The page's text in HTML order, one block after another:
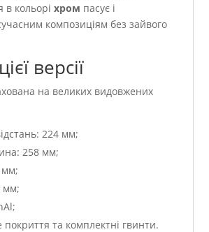
в кольоріхром пасує і
композиціям без зайвого
версії
на великих видовжених
224 мм;
258 мм;
мм;
покриття та комплектні гвинти.